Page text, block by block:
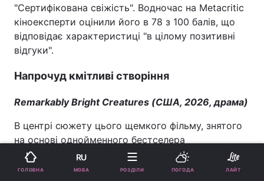
"Сертифікована свіжість". Водночас на Metacritic
кіноексперти оцінили його в 78 з 100 балів, що
відповідає характеристиці "в цілому позитивні
відгуки".
Напрочуд кмітливі створіння
Remarkably Bright Creatures (США, 2026, драма)
В центрі сюжету цього щемкого фільму, знятого
на основі однойменного бестселера
американської письменниці Шелбі Ван Пелт 2022
року, – немолода вдова, яка працює в нічну
ГОЛОВНА
RU
МОВА РОЗДІЛИ ПОГОДА ЛАЙТ